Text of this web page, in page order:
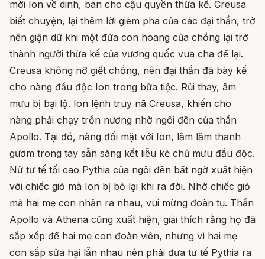
mời Ion về dinh, ban cho cậu quyền thừa kế. Creusa
biết chuyện, lại thêm lời gièm pha của các đại thần, trở
nên giận dữ khi một đứa con hoang của chồng lại trở
thành người thừa kế của vương quốc vua cha để lại.
Creusa không nỡ giết chồng, nên đại thần đã bày kế
cho nàng đầu độc Ion trong bữa tiệc. Rủi thay, âm
mưu bị bại lộ. Ion lệnh truy nã Creusa, khiến cho
nàng phải chạy trốn nương nhờ ngôi đền của thần
Apollo. Tại đó, nàng đối mặt với Ion, lăm lăm thanh
gươm trong tay sẵn sàng kết liễu kẻ chủ mưu đầu độc.
Nữ tư tế tối cao Pythia của ngôi đền bất ngờ xuất hiện
với chiếc giỏ mà Ion bị bỏ lại khi ra đời. Nhờ chiếc giỏ
mà hai mẹ con nhận ra nhau, vui mừng đoàn tụ. Thần
Apollo và Athena cũng xuất hiện, giải thích rằng họ đã
sắp xếp để hai mẹ con đoàn viên, nhưng vì hai mẹ
con sắp sửa hại lẫn nhau nên phải đưa tư tế Pythia ra